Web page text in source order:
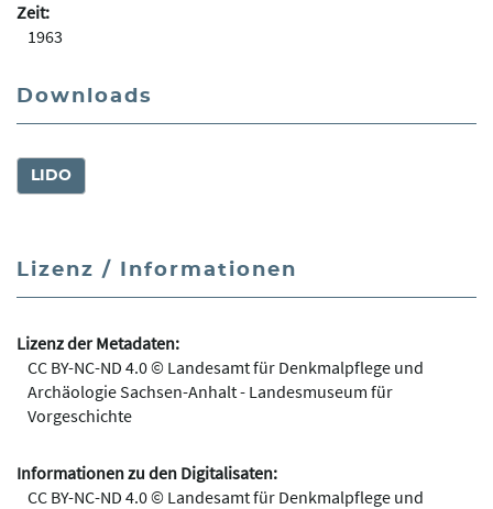
Zeit:
1963
Downloads
LIDO
Lizenz / Informationen
Lizenz der Metadaten:
CC BY-NC-ND 4.0 © Landesamt für Denkmalpflege und
Archäologie Sachsen-Anhalt - Landesmuseum für
Vorgeschichte
Informationen zu den Digitalisaten:
CC BY-NC-ND 4.0 © Landesamt für Denkmalpflege und